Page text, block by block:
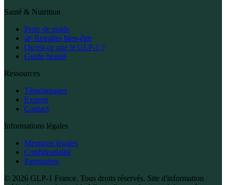
Santé & Nutrition
Perte de poids
🌿 Retraites bien-être
Qu'est-ce que le GLP-1 ?
Guide beauté
Ressources
Témoignages
Experts
Contact
Informations légales
Mentions légales
Confidentialité
Partenaires
© 2026 GLP-1 France. Tous droits réservés. Site d'information